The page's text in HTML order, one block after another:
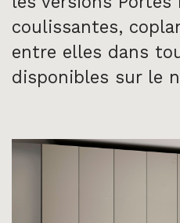
coulissantes,
entre elles dans
disponibles sur le